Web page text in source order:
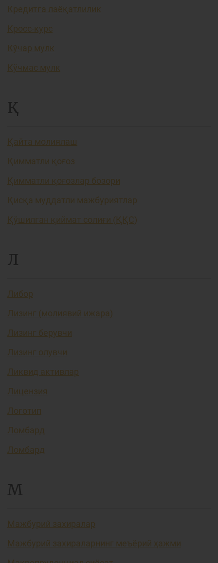
Кредитга лаёқатлилик
Кросс-курс
Кўчар мулк
Кўчмас мулк
Қ
Қайта молиялаш
Қимматли қоғоз
Қимматли қоғозлар бозори
Қисқа муддатли мажбуриятлар
Қўшилган қиймат солиғи (ҚҚС)
Л
Либор
Лизинг (молиявий ижара)
Лизинг берувчи
Лизинг олувчи
Ликвид активлар
Лицензия
Логотип
Ломбард
Ломбард
М
Мажбурий захиралар
Мажбурий захираларнинг меъёрий ҳажми